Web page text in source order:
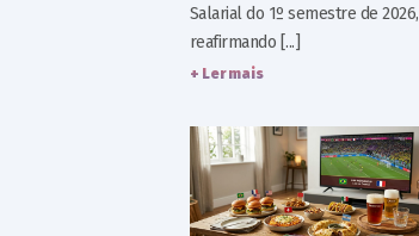
Salarial do 1º semestre de 2026,
reafirmando [...]
+ Ler mais